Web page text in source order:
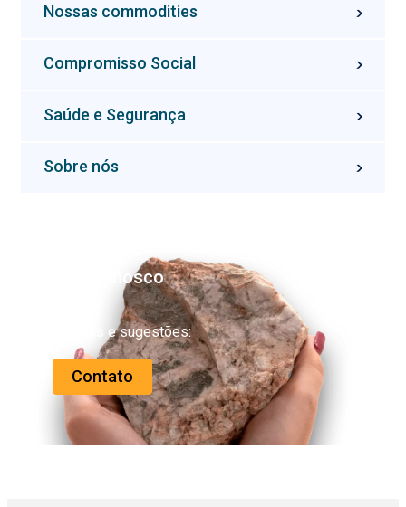
Nossas commodities
Compromisso Social
Saúde e Segurança
Sobre nós
Fale conosco
Dúvidas e sugestões:
Contato